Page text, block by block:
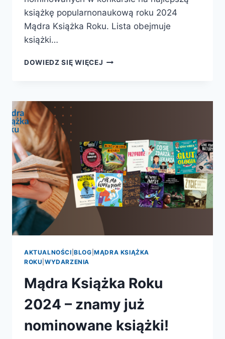
książkę popularnonaukową roku 2024
Mądra Książka Roku. Lista obejmuje
książki…
DOWIEDZ SIĘ WIĘCEJ MĄDRA
–
AKTUALNOŚCI |BLOG |MĄDRA KSIĄŻKA
ROKU WYDARZENIA
Mądra Książka Roku
2024 – znamy już
nominowane książki!